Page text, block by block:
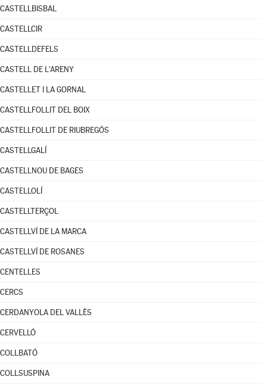
CASTELLBISBAL
CASTELLCIR
CASTELLDEFELS
CASTELL DE L'ARENY
CASTELLET I LA GORNAL
CASTELLFOLLIT DEL BOIX
CASTELLFOLLIT DE RIUBREGÓS
CASTELLGALÍ
CASTELLNOU DE BAGES
CASTELLOLÍ
CASTELLTERÇOL
CASTELLVÍ DE LA MARCA
CASTELLVÍ DE ROSANES
CENTELLES
CERCS
CERDANYOLA DEL VALLÈS
CERVELLÓ
COLLBATÓ
COLLSUSPINA